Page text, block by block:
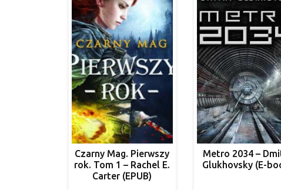
Czarny Mag. Pierwszy
rok. Tom 1 – Rachel E.
Carter (EPUB)
Metro 2034 –
Glukhovsky (E-